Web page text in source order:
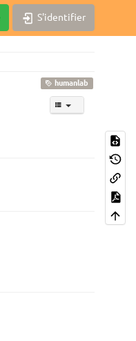
S'identifier
humanlab